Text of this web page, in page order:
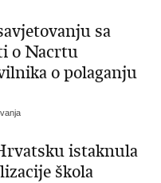
sa
o Nacrtu
o polaganju
istaknula
škola